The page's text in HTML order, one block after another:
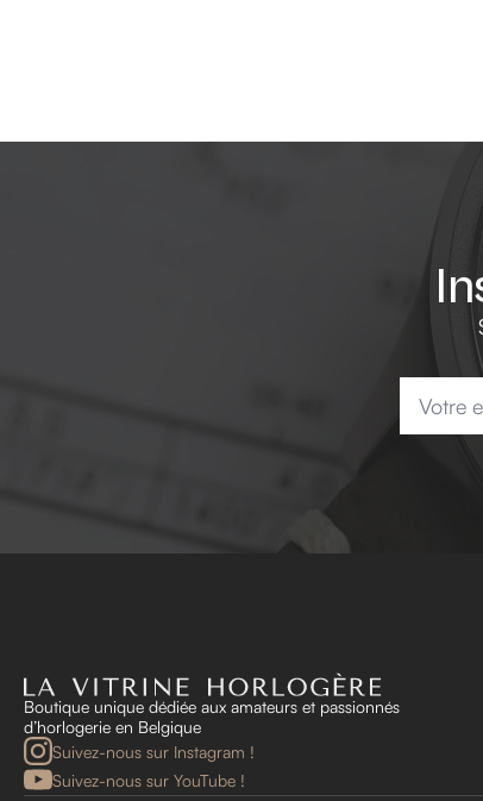
Email
Boutique unique dédiée aux amateurs et passionnés
d’horlogerie en Belgique
Suivez-nous sur Instagram !
Suivez-nous sur YouTube !